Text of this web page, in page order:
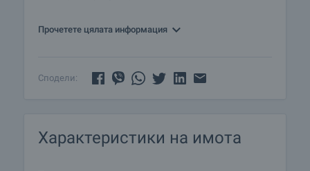
красивото разложко село Годлево, само на 14
Достъпът до парцела е бърз и удобен – по
хълмове с борови гори, пасища с тучна трева и
Прочетете цялата информация
Сподели:
Характеристики на имота